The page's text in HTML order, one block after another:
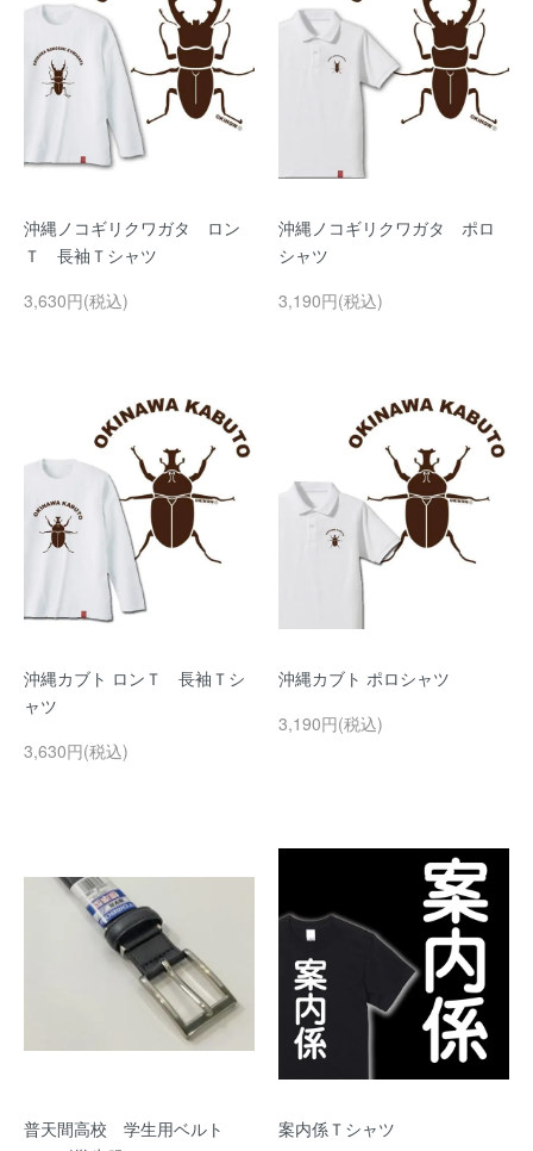
沖縄ノコギリクワガタ ロン
Ｔ 長袖Ｔシャツ
3,630円(税込)
沖縄ノコギリクワガタ ポロ
シャツ
3,190円(税込)
沖縄カブト ロンＴ 長袖Ｔシ
ャツ
3,630円(税込)
沖縄カブト ポロシャツ
3,190円(税込)
普天間高校 学生用ベルト
案内係Ｔシャツ